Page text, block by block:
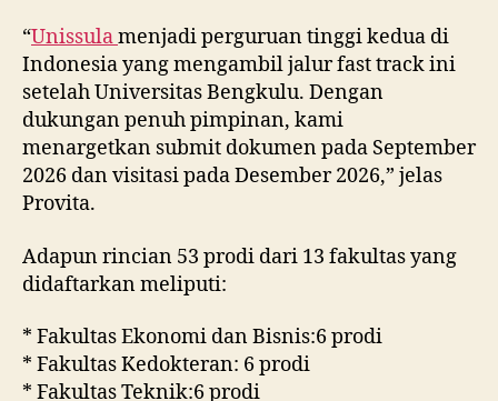
“Unissulamenjadi perguruan tinggi kedua di
Indonesia yang mengambil jalur fast track ini
setelah Universitas Bengkulu. Dengan
dukungan penuh pimpinan, kami
menargetkan submit dokumen pada September
2026 dan visitasi pada Desember 2026,” jelas
Provita.
Adapun rincian 53 prodi dari 13 fakultas yang
didaftarkan meliputi:
* Fakultas Ekonomi dan Bisnis:6 prodi
* Fakultas Kedokteran: 6 prodi
* Fakultas Teknik:6 prodi